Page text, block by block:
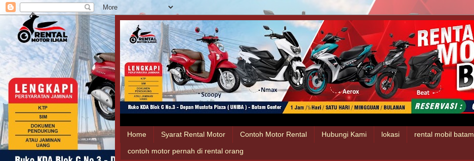
Home Syarat Rental Motor Contoh Motor Rental Hubungi Kami lokasi rental mobil batam
contoh motor pernah di rental orang